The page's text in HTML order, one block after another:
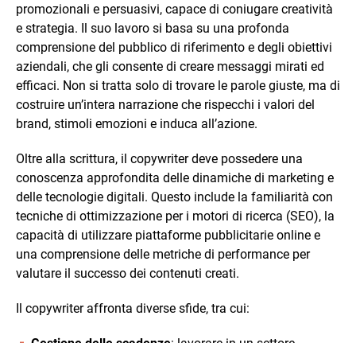
promozionali e persuasivi, capace di coniugare creatività
e strategia. Il suo lavoro si basa su una profonda
comprensione del pubblico di riferimento e degli obiettivi
aziendali, che gli consente di creare messaggi mirati ed
efficaci. Non si tratta solo di trovare le parole giuste, ma di
costruire un’intera narrazione che rispecchi i valori del
brand, stimoli emozioni e induca all’azione.
Oltre alla scrittura, il copywriter deve possedere una
conoscenza approfondita delle dinamiche di marketing e
delle tecnologie digitali. Questo include la familiarità con
tecniche di ottimizzazione per i motori di ricerca (SEO), la
capacità di utilizzare piattaforme pubblicitarie online e
una comprensione delle metriche di performance per
valutare il successo dei contenuti creati.
Il copywriter affronta diverse sfide, tra cui: